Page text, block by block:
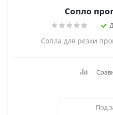
Сопло
Сопла для резки
Под